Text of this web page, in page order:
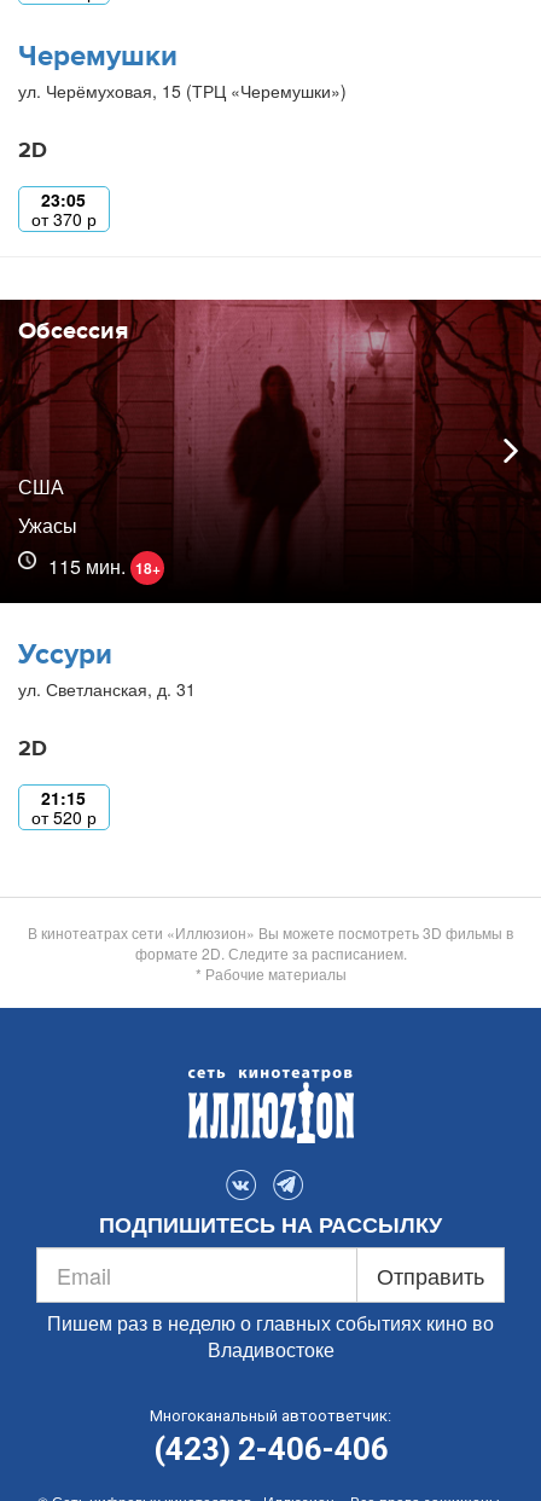
Черемушки
ул. Черёмуховая, 15 (ТРЦ «Черемушки»)
2D
23:05
от370 р
Обсессия
США
Ужасы
115 мин. 18+
Уссури
ул. Светланская, д. 31
2D
21:15
от520 р
В кинотеатрах сети «Иллюзион» Вы можете посмотреть 3D фильмы в
формате 2D. Следите за расписанием.
* Рабочие материалы
ПОДПИШИТЕСЬ НА РАССЫЛКУ
Отправить
Пишем раз в неделю о главных событиях кино во
Владивостоке
Многоканальный автоответчик:
(423) 2-406-406